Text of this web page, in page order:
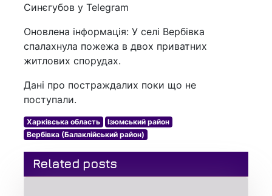
Синєгубов у Telegram
Оновлена інформація: У селі Вербівка
спалахнула пожежа в двох приватних
житлових спорудах.
Дані про постраждалих поки що не
поступали.
Харківська область
Ізюмський район
Вербівка (Балаклійський район)
Related posts